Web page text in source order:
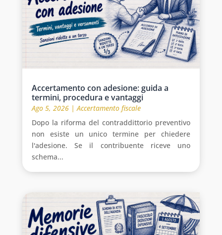
Accertamento con adesione: guida a
termini, procedura e vantaggi
Ago 5, 2026| Accertamento fiscale
Dopo la riforma del contraddittorio preventivo
non esiste un unico termine per chiedere
l'adesione. Se il contribuente riceve uno
schema...